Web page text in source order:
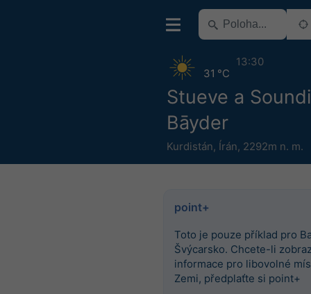
Stueve a
Bāyder
Kurdistán, Írán, 2292m n. m.
31 °C
13:30
point+
Toto je pouze příklad pro
Švýcarsko. Chcete-li
informace pro libovolné
Zemi, předplaťte si point+